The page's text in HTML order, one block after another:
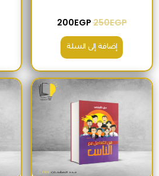
250EGP
200EGP
إضافة إلى السلة
السعر الأصلي هو: 180EGP.السعر الحالي هو: 170EGP.